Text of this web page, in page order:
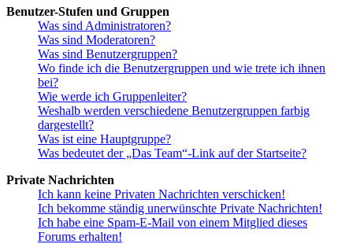
Benutzer-Stufen und Gruppen
Was sind Administratoren?
Was sind Moderatoren?
Was sind Benutzergruppen?
Wo finde ich die Benutzergruppen und wie trete ich ihnen
bei?
Wie werde ich Gruppenleiter?
Weshalb werden verschiedene Benutzergruppen farbig
dargestellt?
Was ist eine Hauptgruppe?
Was bedeutet der „Das Team“-Link auf der Startseite?
Private Nachrichten
Ich kann keine Privaten Nachrichten verschicken!
Ich bekomme ständig unerwünschte Private Nachrichten!
Ich habe eine Spam-E-Mail von einem Mitglied dieses
Forums erhalten!